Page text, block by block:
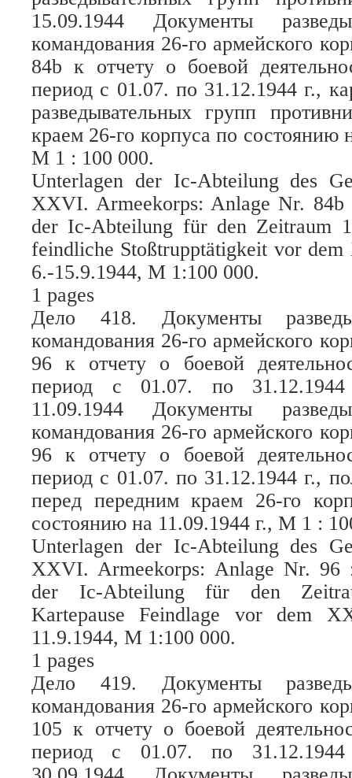
15.09.1944 Документы
командования 26-го армейского
84b к отчету о боевой
период с 01.07. по 31.12.1944 г.,
разведывательных групп
краем 26-го корпуса по состоянию
М 1 : 100 000.
Unterlagen der Ic-Abteilung des
XXVI. Armeekorps: Anlage Nr. 84b
der Ic-Abteilung für den Zeitraum
feindliche Stoßtrupptätigkeit vor
6.-15.9.1944, M 1:100 000.
1 pages
Дело 418. Документы
командования 26-го армейского
96 к отчету о боевой
период с 01.07. по
11.09.1944 Документы
командования 26-го армейского
96 к отчету о боевой
период с 01.07. по 31.12.1944 г.,
перед передним краем 26-го
состоянию на 11.09.1944 г., М 1 :
Unterlagen der Ic-Abteilung des
XXVI. Armeekorps: Anlage Nr. 96
der Ic-Abteilung für den
Kartepause Feindlage vor dem
11.9.1944, M 1:100 000.
1 pages
Дело 419. Документы
командования 26-го армейского
105 к отчету о боевой
период с 01.07. по